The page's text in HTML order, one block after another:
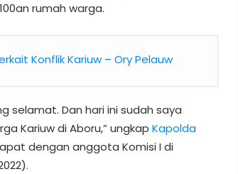
rumah warga.
Konflik Kariuw – Ory Pelauw
selamat. Dan hari ini sudah saya
Kariuw di Aboru,” ungkap Kapolda
dengan anggota Komisi I di